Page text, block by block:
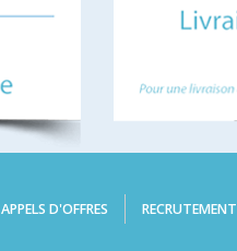
APPELS D'OFFRES RECRUTEMENT